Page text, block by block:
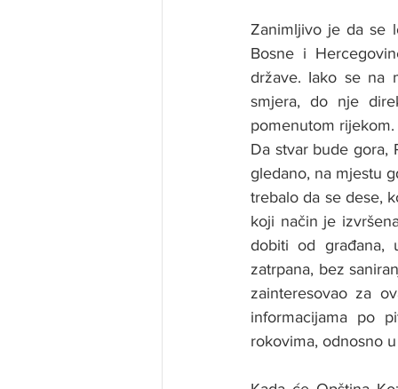
Zanimljivo je da se
Bosne i
države. Iako se na
smjera, do nje
pomenutom rijekom.
Da stvar bude gora,
gledano, na mjestu
trebalo da se dese,
koji način je
dobiti od građana,
zatrpana, bez
zainteresovao za
informacijama po
rokovima, odnosno